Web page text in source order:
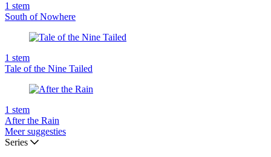
1 stem
South of Nowhere
1 stem
Tale of the Nine Tailed
1 stem
After the Rain
Meer suggesties
Series